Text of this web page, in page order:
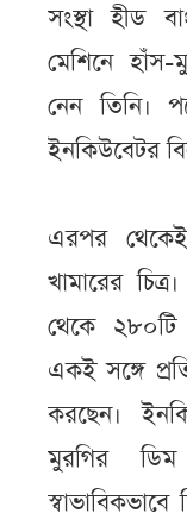
সংস্থা হীড
মেশিনে হাঁস-
নেন তিনি।
ইনকিউবেটর
এরপর
খামারের
থেকে ২৮০টি
একই সঙ্গে
করছেন।
মুরগির